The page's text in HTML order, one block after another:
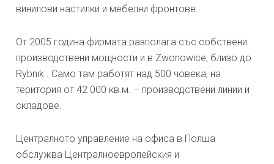
винилови настилки и мебелни фронтове.
От 2005 година фирмата разполага със собствени
производствени мощности и в Zwonowice, близо до
Rybnik . Само там работят над 500 човека, на
територия от 42 000 кв.м. – производствени линии и
складове.
Централното управление на офиса в Полша
обслужва Централноевропейския и